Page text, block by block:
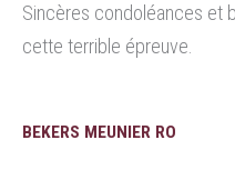
Sincères condoléances et
cette terrible épreuve.
BEKERS MEUNIER RO